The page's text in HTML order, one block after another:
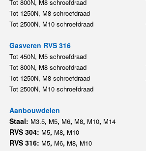
Tot 450N, M5 schroefdraad
Tot 800N, M8 schroefdraad
Tot 1250N, M8 schroefdraad
Aanbouwdelen
Staal:M3.5, M5,M6,M8,
RVS 304: M5,M8,M10
RVS 316: M5, M6,M8,M10